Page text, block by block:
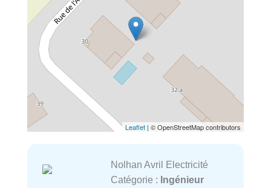
Leaflet | © OpenStreetMap contributors
Nolhan Avril Electricité
Catégorie : Ingénieur